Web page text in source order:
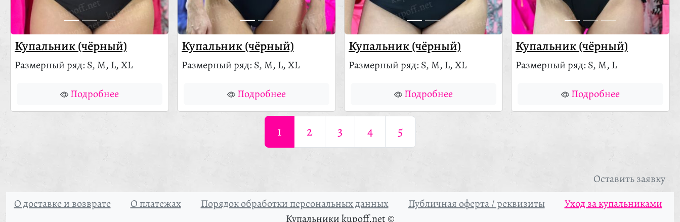
Купальник (чёрный)
Размерный ряд: S, M, L, XL
Подробнее
Купальник (чёрный)
Размерный ряд: S, M, L, XL
Подробнее
Купальник (чёрный)
Размерный ряд: S, M, L, XL
Подробнее
Купальник (чёрный)
Размерный ряд: S, M, L
Подробнее
1 2 3 4 5
Оставить заявку
О доставке и возврате
О платежах Порядок обработки персональных данных Публичная оферта / реквизиты
Уход за купальниками
Купальники kupoff.net ©